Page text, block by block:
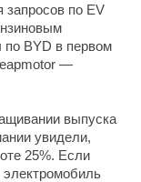
по EV
BYD в первом
—
выпуска
увидели,
25%. Если